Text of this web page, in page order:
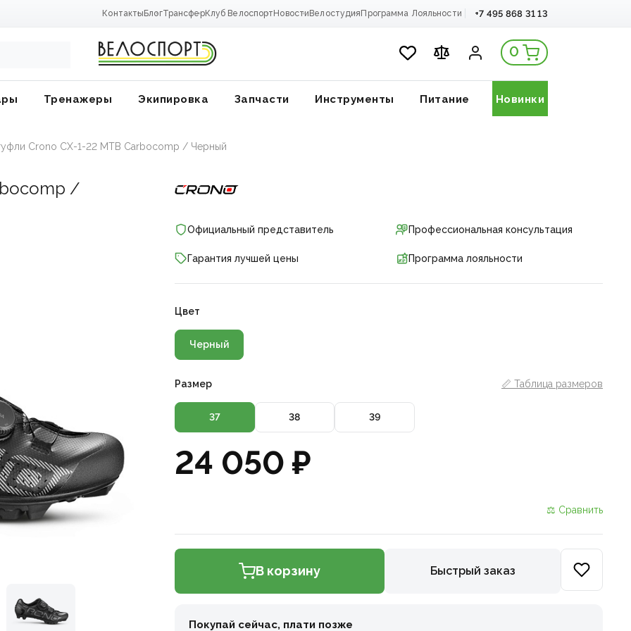
Контакты БлогТрансферКлуб Велоспорт Новости Велостудия Программа Лояльности +7 495 868 31 13
0
Тренажеры Экипировка Запчасти Инструменты Питание Новинки
Crono CX-1-22 MTB Carbocomp / Черный
/
Официальный представитель Профессиональная консультация
Гарантия лучшей цены Программа лояльности
Цвет
Черный
Размер 📏 Таблица размеров
37 38 39
24 050 ₽
⚖ Сравнить
В корзину Быстрый заказ
Покупай сейчас, плати позже